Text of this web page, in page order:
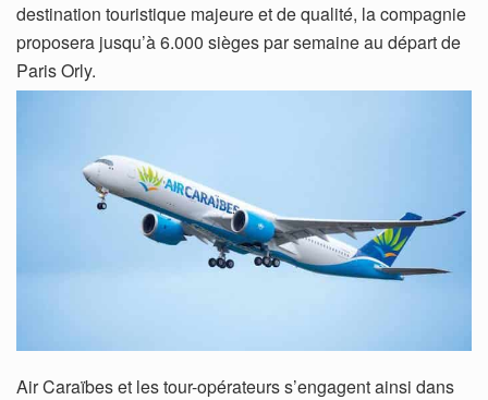
destination touristique majeure et de qualité, la compagnie
proposera jusqu’à 6.000 sièges par semaine au départ de
Paris Orly.
Air Caraïbes et les tour-opérateurs s’engagent ainsi dans